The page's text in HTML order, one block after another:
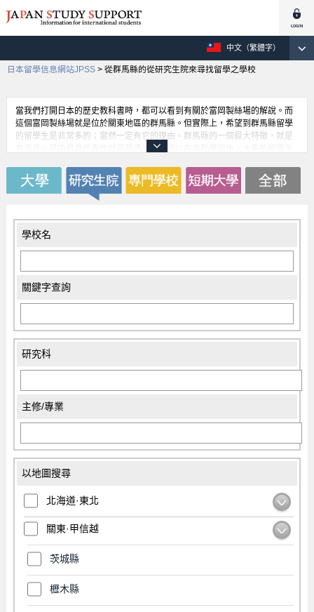
中文（繁體字）
日本留學信息網站JPSS > 從群馬縣的從研究生院來尋找留學之學校
當我們打開日本的歷史教科書時，都可以看到有關於富岡製絲場的解說。而
這個富岡製絲場就是位於關東地區的群馬縣。但實際上，希望到群馬縣留學
的留學生是非常多的；當然一定有它的理由。群馬縣的一個最大特徵，就是
有溫泉。其中最具代表性就是草津溫泉。所以在辛勤學習後，大多的留學生
程上，可以從很多的地方看到赤城山；此景觀，對於大部份的留學生來說都
認為來到群馬縣留學，是一件很美好的事。
學校名
關鍵字查詢
研究科
主修/專業
以地圖搜尋
北海道·東北
關東·甲信越
茨城縣
櫪木縣